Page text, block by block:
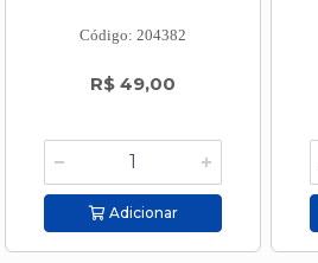
Código: 204382
R$ 49,00
Adicionar